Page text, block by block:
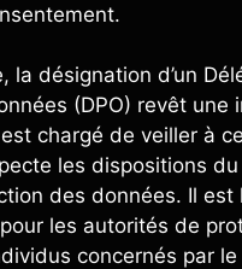
la désignation d’un
(DPO) revêt une
chargé de veiller à
les dispositions du
des données. Il est
les autorités de
concernés par